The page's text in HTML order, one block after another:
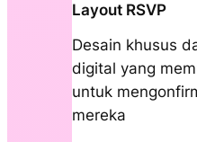
Layout RSVP
Desain khusus
digital yang
untuk
mereka